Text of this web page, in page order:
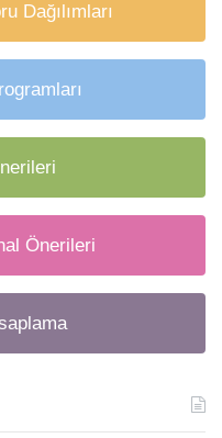
Dağılımları
Önerileri